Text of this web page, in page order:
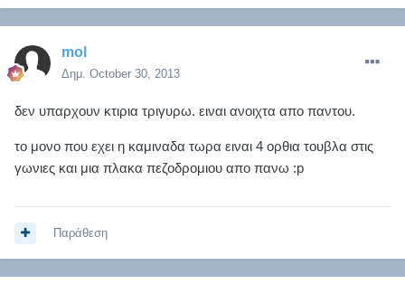
mol
Δημ. October 30, 2013
δεν υπαρχουν κτιρια τριγυρω. ειναι ανοιχτα απο παντου.
το μονο που εχει η καμιναδα τωρα ειναι 4 ορθια τουβλα στις
γωνιες και μια πλακα πεζοδρομιου απο πανω :p
Παράθεση